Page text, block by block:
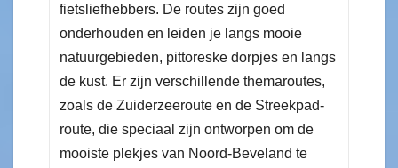
fietsliefhebbers. De routes zijn goed
onderhouden en leiden je langs mooie
natuurgebieden, pittoreske dorpjes en langs
de kust. Er zijn verschillende themaroutes,
zoals de Zuiderzeeroute en de Streekpad-
route, die speciaal zijn ontworpen om de
mooiste plekjes van Noord-Beveland te